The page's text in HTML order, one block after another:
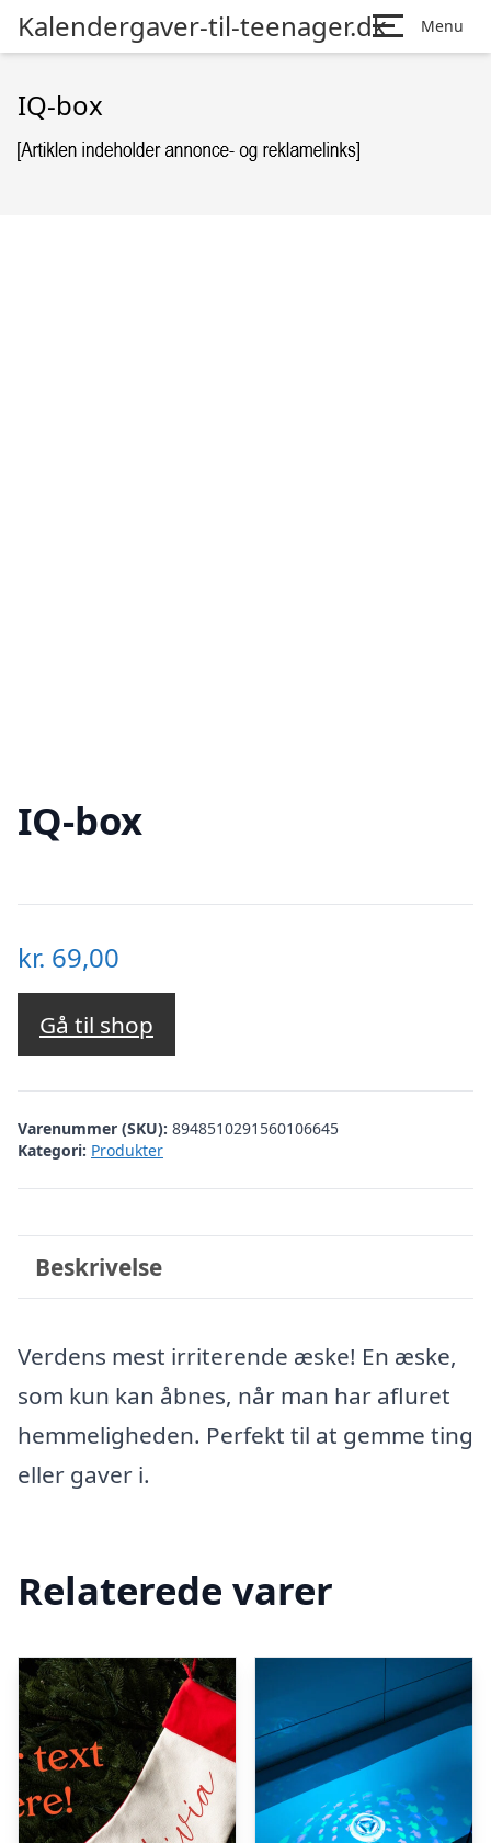
Kalendergaver-til-teenager.dk Menu
IQ-box
IQ-box
kr. 69,00
Gå til shop
Varenummer (SKU): 8948510291560106645
Kategori: Produkter
Beskrivelse
Verdens mest irriterende æske! En æske,
som kun kan åbnes, når man har afluret
hemmeligheden. Perfekt til at gemme ting
eller gaver i.
Relaterede varer